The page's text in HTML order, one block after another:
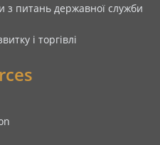
з питань державної служби
і торгівлі